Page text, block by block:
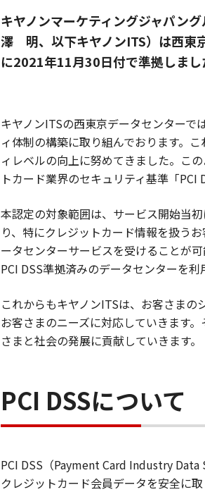
キヤノンマーケティングジャパン
澤 明、以下キヤノンITS）は西東
に2021年11月30日付で準拠しまし
キヤノンITSの西東京データセンター
ィ体制の構築に取り組んでおります。
ィレベルの向上に努めてきました。こ
トカード業界のセキュリティ基準「
本認定の対象範囲は、サービス開始当
り、特にクレジットカード情報を扱う
ータセンターサービスを受けることが
PCI DSS準拠済みのデータセンターを
これからもキヤノンITSは、お客さま
お客さまのニーズに対応していきます
さまと社会の発展に貢献していきます。
PCI DSSについて
PCI DSS（Payment Card Industry
クレジットカード会員データを安全に